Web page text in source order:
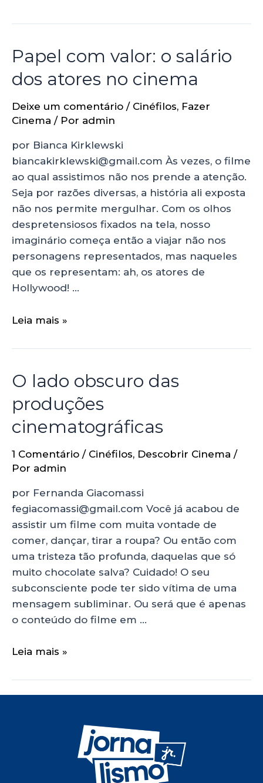
Papel com valor: o salário
dos atores no cinema
Deixe um comentário / Cinéfilos, Fazer
Cinema / Por admin
por Bianca Kirklewski
biancakirklewski@gmail.com Às vezes, o filme
ao qual assistimos não nos prende a atenção.
Seja por razões diversas, a história ali exposta
não nos permite mergulhar. Com os olhos
despretensiosos fixados na tela, nosso
imaginário começa então a viajar não nos
personagens representados, mas naqueles
que os representam: ah, os atores de
Hollywood! …
Leia mais »
O lado obscuro das
produções
cinematográficas
1 Comentário / Cinéfilos, Descobrir Cinema /
Por admin
por Fernanda Giacomassi
fegiacomassi@gmail.com Você já acabou de
assistir um filme com muita vontade de
comer, dançar, tirar a roupa? Ou então com
uma tristeza tão profunda, daquelas que só
muito chocolate salva? Cuidado! O seu
subconsciente pode ter sido vítima de uma
mensagem subliminar. Ou será que é apenas
o conteúdo do filme em …
Leia mais »